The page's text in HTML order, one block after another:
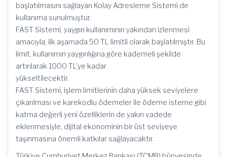
başlatılmasını sağlayan Kolay Adresleme Sistemi de
kullanıma sunulmuştur.
FAST Sistemi, yaygın kullanımının yakından izlenmesi
amacıyla, ilk aşamada 50 TL limitli olarak başlatılmıştır. Bu
limit, kullanımın yaygınlığına göre kademeli şekilde
artırılarak 1000 TL’ye kadar
yükseltilecektir.
FAST Sistemi, işlem limitlerinin daha yüksek seviyelere
çıkarılması ve karekodlu ödemeler ile ödeme isteme gibi
katma değerli yeni özelliklerin de yakın vadede
eklenmesiyle, dijital ekonominin bir üst seviyeye
taşınmasına önemli katkılar sağlayacaktır.